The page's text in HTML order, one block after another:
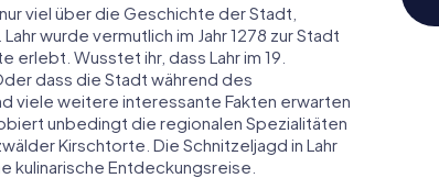
viel über die Geschichte der Stadt,
wurde vermutlich im Jahr 1278 zur Stadt
Wusstet ihr, dass Lahr im 19.
dass die Stadt während des
viele weitere interessante Fakten erwarten
unbedingt die regionalen Spezialitäten
Kirschtorte. Die Schnitzeljagd in Lahr
kulinarische Entdeckungsreise.